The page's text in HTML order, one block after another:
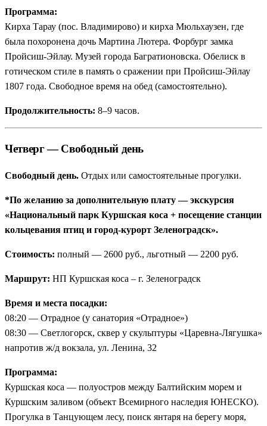
Программа:
Кирха Тарау (пос. Владимирово) и кирха Мюльхаузен, где
была похоронена дочь Мартина Лютера. Форбург замка
Пройсиш-Эйлау. Музей города Багратионовска. Обелиск в
готическом стиле в память о сражении при Пройсиш-Эйлау
1807 года. Свободное время на обед (самостоятельно).
Продолжительность: 8–9 часов.
Четверг — Свободный день
Свободный день. Отдых или самостоятельные прогулки.
*По желанию за дополнительную плату — экскурсия
«Национальный парк Куршская коса + посещение станции
кольцевания птиц и город-курорт Зеленоградск».
Стоимость: полный — 2600 руб., льготный — 2200 руб.
Маршрут: НП Куршская коса – г. Зеленоградск
Время и места посадки:
08:20 — Отрадное (у санатория «Отрадное»)
08:30 — Светлогорск, сквер у скульптуры «Царевна-Лягушка»
напротив ж/д вокзала, ул. Ленина, 32
Программа:
Куршская коса — полуостров между Балтийским морем и
Куршским заливом (объект Всемирного наследия ЮНЕСКО).
Прогулка в Танцующем лесу, поиск янтаря на берегу моря,